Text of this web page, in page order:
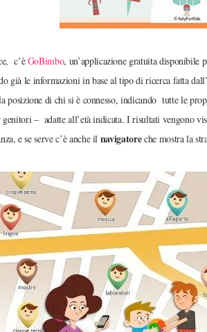
c’èGoBimbo, un’applicazione gratuita
già le informazioni in base al tipo di ricerca fatta
posizione di chi si è connesso, indicando tutte le
– adatte all’età indicata. I risultati vengono
e se serve c’è anche il navigatoreche mostra la